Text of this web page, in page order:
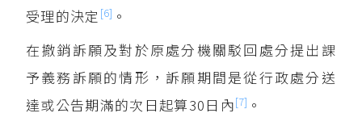
受理的決定 [6] 。
在撤銷訴願及對於原處分機關駁回處分提出課
予義務訴願的情形，訴願期間是從行政處分送
達或公告期滿的次日起算30日內[7] 。